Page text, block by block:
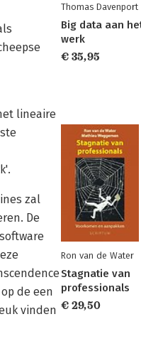
lineaire
zal
De
de een
vinden
Thomas Davenport
Big data aan
werk
€ 35,95
Ron van de Water
Stagnatie van
professionals
€ 29,50